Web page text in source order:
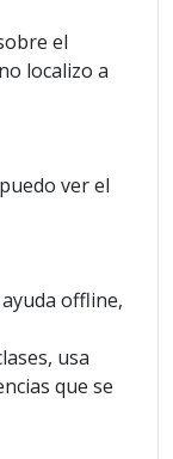
el
localizo a
ver el
offline,
usa
que se